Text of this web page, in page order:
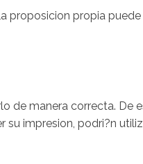
propia
manera correcta. De
impresion, podri?n